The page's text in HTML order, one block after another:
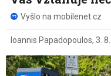
Vyšlo na mobilenet.cz
Ioannis Papadopoulos, 3. 8.